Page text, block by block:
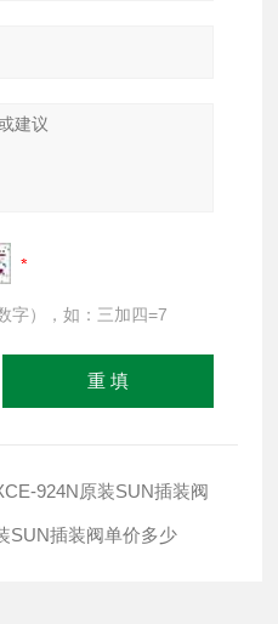
字），如：三加四=7
924N原装SUN插装阀
SUN插装阀单价多少